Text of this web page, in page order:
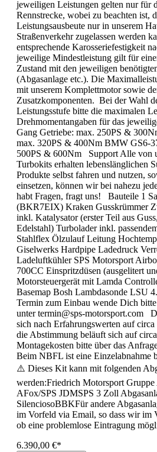
jeweiligen Leistungen gelten nur für
Rennstrecke, wobei zu beachten ist,
Leistungsausbeute nur in unserem
Straßenverkehr zugelassen werden
entsprechende Karosseriefestigkeit
jeweilige Mindestleistung gilt für
Zustand mit den jeweiligen
(Abgasanlage etc.). Die
mit unserem Komplettmotor sowie
Zusatzkomponenten. Bei der Wahl
Leistungsstufe bitte die maximalen
Drehmomentangaben für das
Gang Getriebe: max. 250PS &
max. 320PS & 400Nm BMW GS6-
500PS & 600Nm Support Alle von
Turbokits erhalten lebenslänglichen
Produkte selbst fahren und nutzen,
einsetzen, können wir bei nahezu
habt Fragen, fragt uns! Bauteile 1
(BKR7EIX) Kraken Gusskrümmer
inkl. Katalysator (erster Teil aus
Edelstahl) Turbolader inkl.
Stahlflex Ölzulauf Leitung
Giselwerks Hardpipe Ladedruck
Ladeluftkühler SPS Motorsport
700CC Einspritzdüsen (ausgelitert
Motorsteuergerät mit Lamda
Basemap Bosh Lambdasonde LSU
Termin zum Einbau wende Dich
unter termin@sps-motorsport.com
sich nach Erfahrungswerten auf
die Abstimmung beläuft sich auf
Montagekosten bitte über das
Beim NBFL ist eine Einzelabnahme
⚠️ Dieses Kit kann mit folgenden
werden:Friedrich Motorsport
AFox/SPS JDMSPS 3 Zoll
SilenciosoBBKFür andere
im Vorfeld via Email, so dass wir im
ob eine problemlose Eintragung
6.390,00 €*